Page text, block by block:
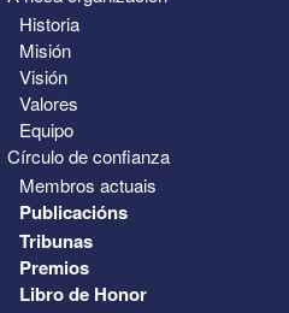
Historia
Misión
Visión
Valores
Equipo
Círculo de confianza
Membros actuais
Publicacións
Tribunas
Premios
Libro de Honor